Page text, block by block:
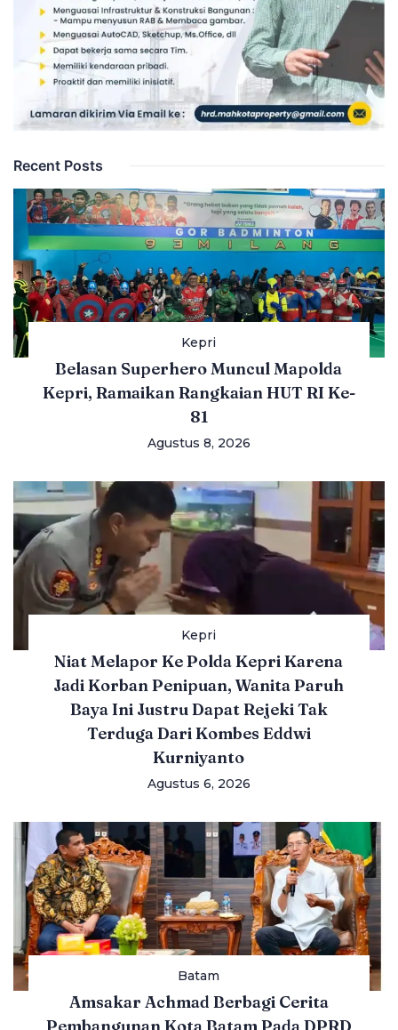
Recent Posts
Kepri
Belasan Superhero Muncul Mapolda
Kepri, Ramaikan Rangkaian HUT RI Ke-
81
Agustus 8, 2026
Kepri
Niat Melapor Ke Polda Kepri Karena
Jadi Korban Penipuan, Wanita Paruh
Baya Ini Justru Dapat Rejeki Tak
Terduga Dari Kombes Eddwi
Kurniyanto
Agustus 6, 2026
Batam
Amsakar Achmad Berbagi Cerita